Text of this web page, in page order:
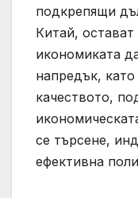
подкрепящи
Китай,
икономиката
напредък,
качеството,
се търсене,
ефективна